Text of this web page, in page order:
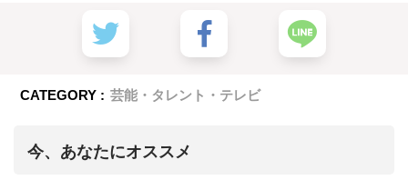
CATEGORY : 芸能・タレント・テレビ
今、あなたにオススメ